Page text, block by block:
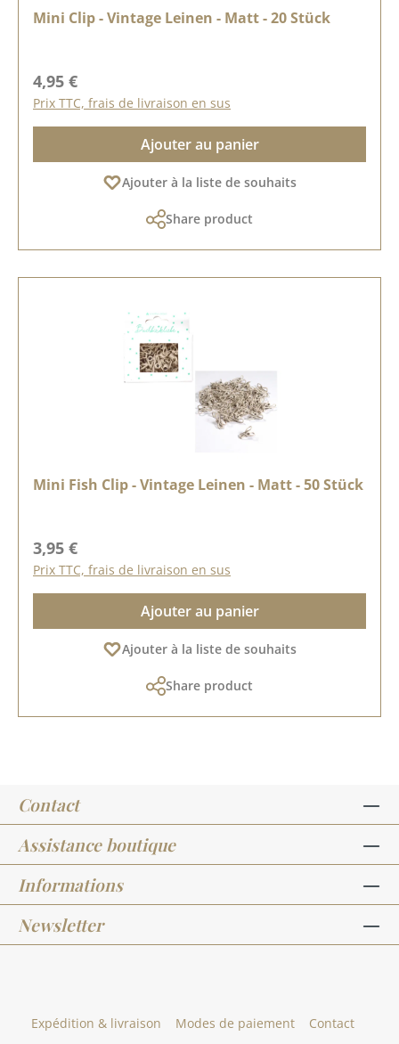
Mini Clip - Vintage Leinen - Matt - 20 Stück
Prix régulier :
4,95 €
Prix TTC, frais de livraison en sus
Ajouter au panier
Ajouter à la liste de souhaits
Share product
Mini Fish Clip - Vintage Leinen - Matt - 50 Stück
Prix régulier :
3,95 €
Prix TTC, frais de livraison en sus
Ajouter au panier
Ajouter à la liste de souhaits
Share product
Contact
Assistance boutique
Informations
Newsletter
Expédition & livraison Modes de paiement
Contact